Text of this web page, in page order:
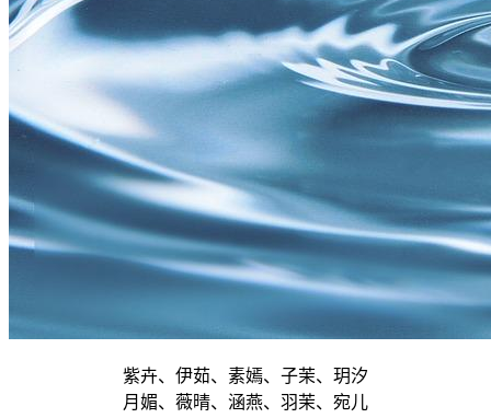
紫卉、伊茹、素嫣、子茉、玥汐
月媚、薇晴、涵燕、羽茉、宛儿